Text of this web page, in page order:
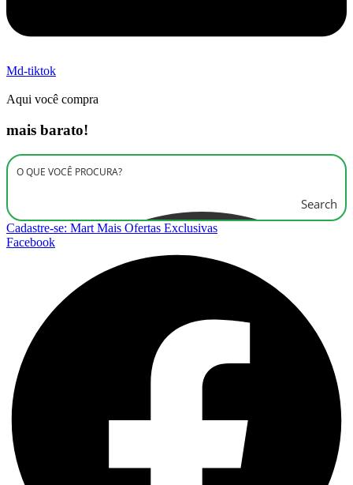
Md-tiktok
Aqui você compra
mais barato!
Search
Cadastre-se: Mart Mais Ofertas Exclusivas
Facebook